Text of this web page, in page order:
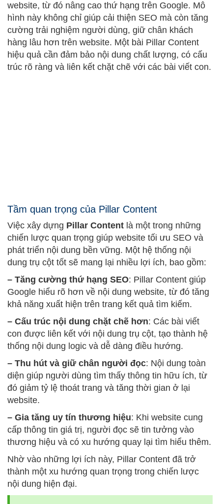
website, từ đó nâng cao thứ hạng trên Google. Mô
hình này không chỉ giúp cải thiện SEO mà còn tăng
cường trải nghiệm người dùng, giữ chân khách
hàng lâu hơn trên website. Một bài Pillar Content
hiệu quả cần đảm bảo nội dung chất lượng, có cấu
trúc rõ ràng và liên kết chặt chẽ với các bài viết con.
Tầm quan trọng của Pillar Content
Việc xây dựng Pillar Content là một trong những
chiến lược quan trọng giúp website tối ưu SEO và
phát triển nội dung bền vững. Một hệ thống nội
dung trụ cột tốt sẽ mang lại nhiều lợi ích, bao gồm:
– Tăng cường thứ hạng SEO: Pillar Content giúp
Google hiểu rõ hơn về nội dung website, từ đó tăng
khả năng xuất hiện trên trang kết quả tìm kiếm.
– Cấu trúc nội dung chặt chẽ hơn: Các bài viết
con được liên kết với nội dung trụ cột, tạo thành hệ
thống nội dung logic và dễ dàng điều hướng.
– Thu hút và giữ chân người đọc: Nội dung toàn
diện giúp người dùng tìm thấy thông tin hữu ích, từ
đó giảm tỷ lệ thoát trang và tăng thời gian ở lại
website.
– Gia tăng uy tín thương hiệu: Khi website cung
cấp thông tin giá trị, người đọc sẽ tin tưởng vào
thương hiệu và có xu hướng quay lại tìm hiểu thêm.
Nhờ vào những lợi ích này, Pillar Content đã trở
thành một xu hướng quan trọng trong chiến lược
nội dung hiện đại.